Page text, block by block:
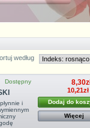
według
Dostępny
i
Dodaj do
Więcej